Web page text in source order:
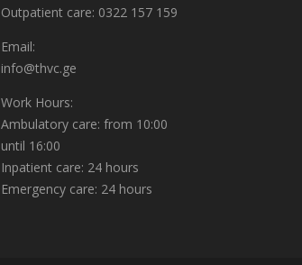
Outpatient care: 0322 157 159
Email:
info@thvc.ge
Work Hours:
Ambulatory care: from 10:00
until 16:00
Inpatient care: 24 hours
Emergency care: 24 hours